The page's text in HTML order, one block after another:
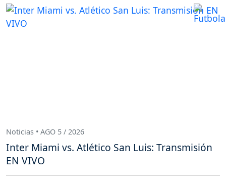
Noticias • AGO 5 / 2026
Inter Miami vs. Atlético San Luis: Transmisión
EN VIVO